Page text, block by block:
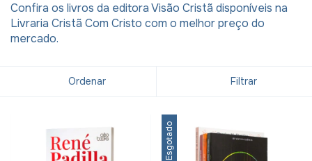
Confira os livros da editora Visão Cristã disponíveis na
Livraria Cristã Com Cristo com o melhor preço do
mercado.
Ordenar Filtrar
Esgotado